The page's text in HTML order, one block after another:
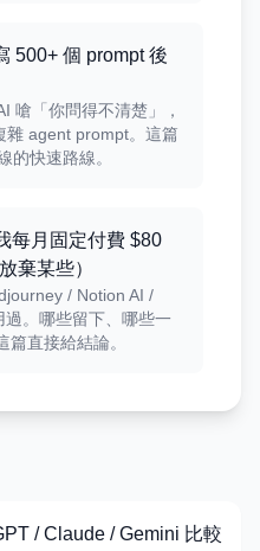
500+ 個 prompt 後
嗆「你問得不清楚」，
雜 agent prompt。這篇
的快速路線。
每月固定付費 $80
棄某些）
/ Notion AI /
。哪些留下、哪些一
直接給結論。
/ Claude / Gemini 比較